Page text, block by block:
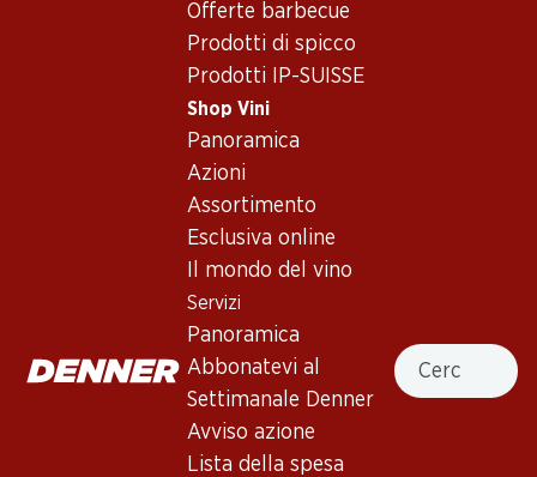
Offerte barbecue
Prodotti di spicco
Prodotti IP-SUISSE
Shop Vini
Panoramica
Azioni
Assortimento
Esclusiva online
Il mondo del vino
Servizi
Panoramica
Abbonatevi al
Settimanale Denner
Avviso azione
Lista della spesa
Cercare
Brut d’Argent Chardonnay
Francia,varie regioni
Giallo pallido. Al naso note di frutta esotica. Palato con
Buono a sapersi